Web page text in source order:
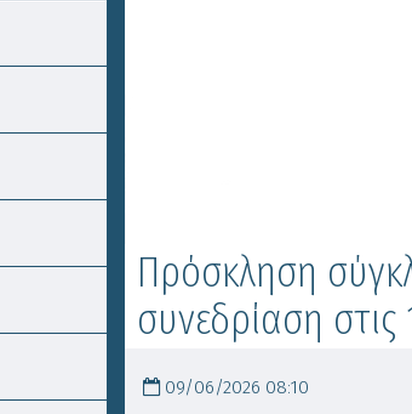
Πρόσκληση
συνεδρίαση στις
09/06/2026 08:10